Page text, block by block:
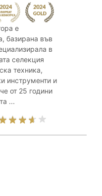
е
базирана във
в
селекция
техника,
инструменти и
от 25 години
...